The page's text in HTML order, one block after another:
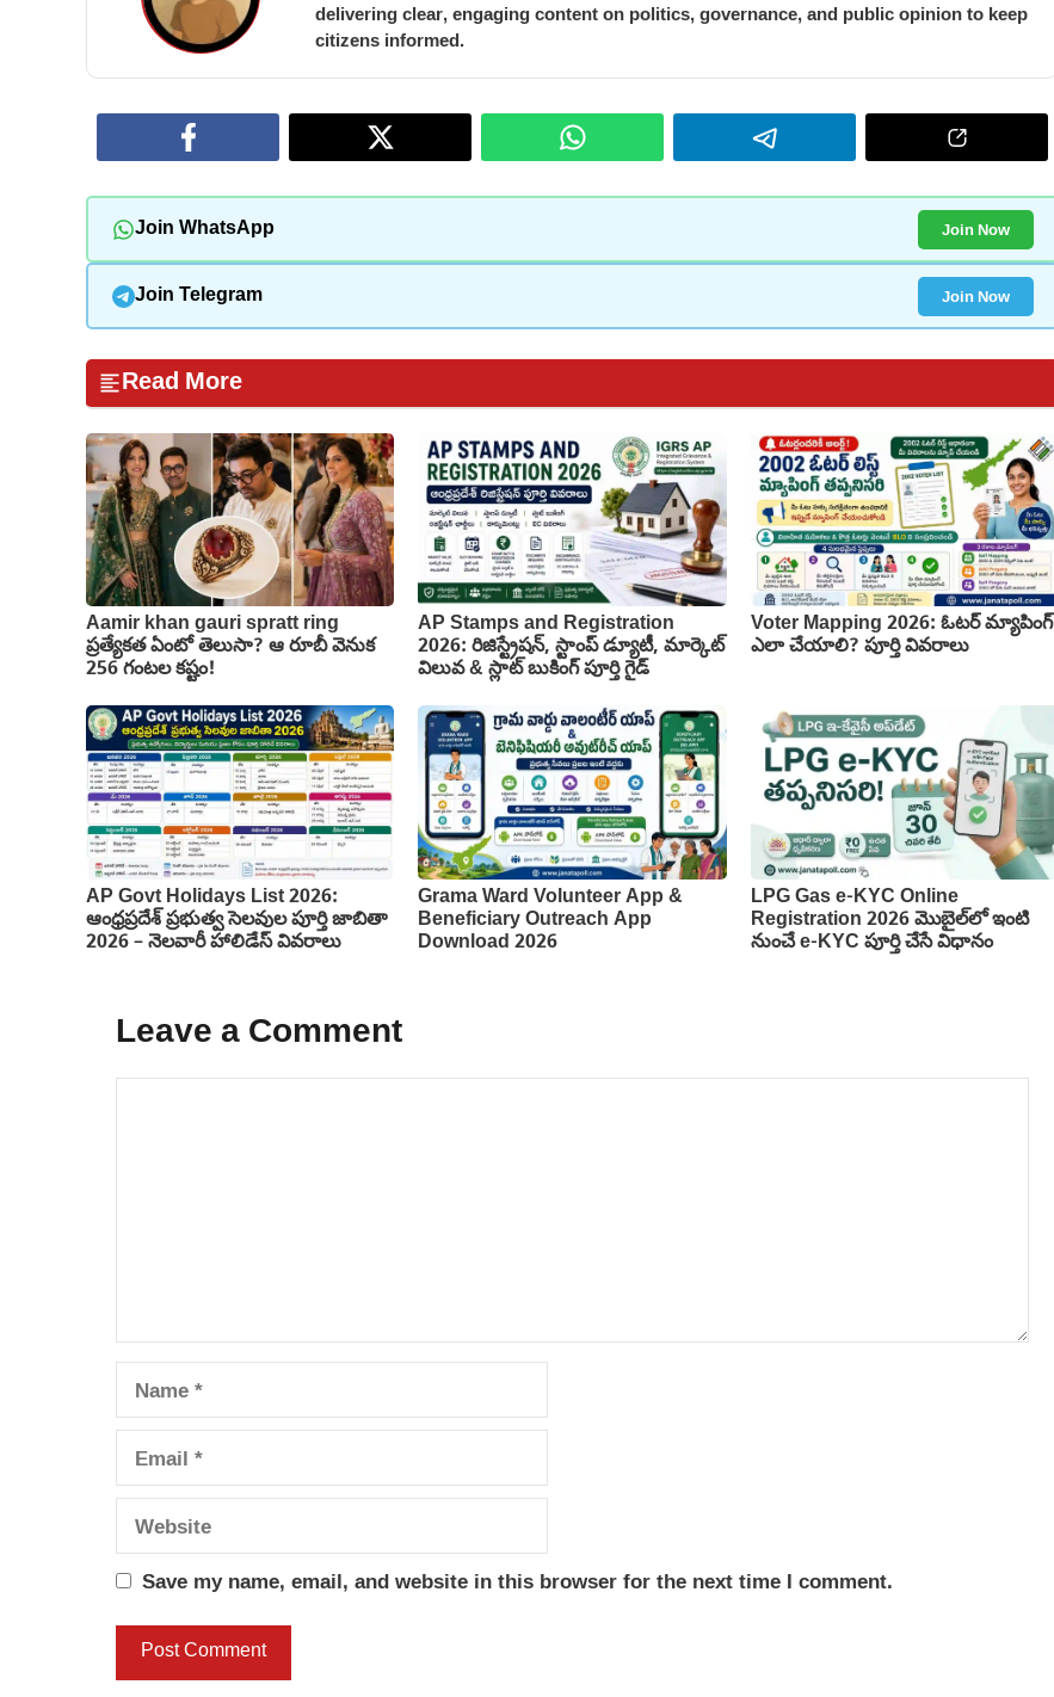
delivering clear, engaging content on politics, governance, and public opinion to keep
citizens informed.
Join WhatsApp Join Now
Join Telegram Join Now
Read More
Aamir khan gauri spratt ring
ప్రత్యేకత ఏంటో తెలుసా? ఆ రూబీ వెనుక
256 గంటల కష్టం!
AP Stamps and Registration
2026: రిజిస్ట్రేషన్, స్టాంప్ డ్యూటీ, మార్కెట్
విలువ & స్లాట్ బుకింగ్ పూర్తి గైడ్
Voter Mapping 2026: ఓటర్ మ్యాపింగ్
ఎలా చేయాలి? పూర్తి వివరాలు
AP Govt Holidays List 2026:
ఆంధ్రప్రదేశ్ ప్రభుత్వ సెలవుల పూర్తి జాబితా
2026 – నెలవారీ హాలిడేస్ వివరాలు
Grama Ward Volunteer App &
Beneficiary Outreach App
Download 2026
LPG Gas e-KYC Online
Registration 2026 మొబైల్‌లో ఇంటి
నుంచే e-KYC పూర్తి చేసే విధానం
Leave a Comment
Comment
Name
Email
Website
Save my name, email, and website in this browser for the next time I comment.